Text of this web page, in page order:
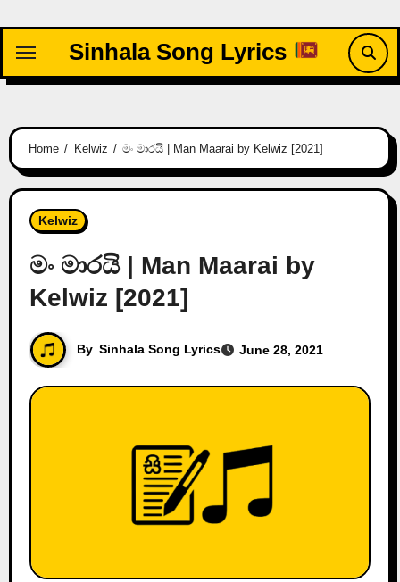
content
Sinhala Song Lyrics
Home Kelwiz මං මාරයි | Man Maarai by Kelwiz [2021]
Kelwiz
මං මාරයි | Man Maarai by
Kelwiz [2021]
By Sinhala Song Lyrics June 28, 2021